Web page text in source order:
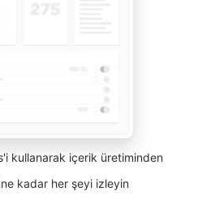
kullanarak içerik üretiminden
kadar her şeyi izleyin